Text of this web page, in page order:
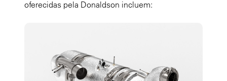
oferecidas pela Donaldson incluem: